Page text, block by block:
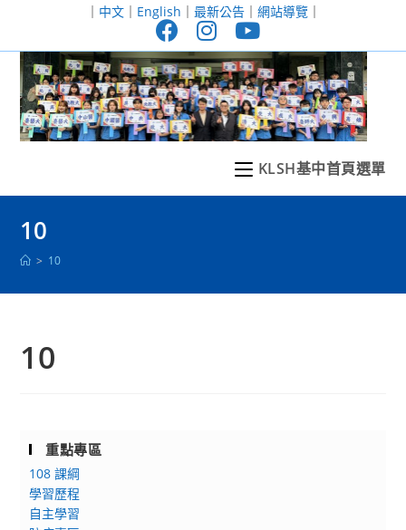
至
｜ 中文｜ English ｜ 最新公告｜ 網站導覽｜
KLSH基中首頁選單
10
> 10
10
重點專區
108 課綱
學習歷程
自主學習